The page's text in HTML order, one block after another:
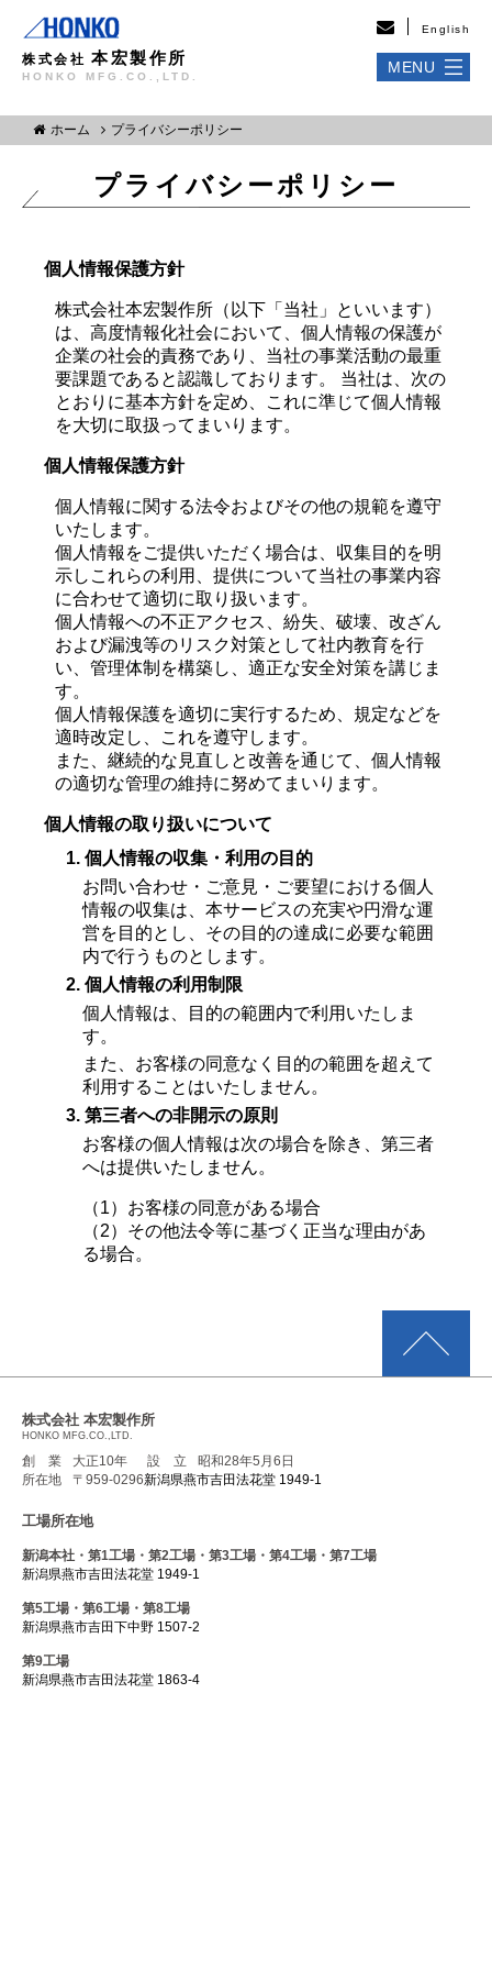
株式会社 本宏製作所
HONKO MFG.CO.,LTD.
English
MENU
ホーム プライバシーポリシー
プライバシーポリシー
個人情報保護方針
株式会社本宏製作所（以下「当社」といいます）
は、高度情報化社会において、個人情報の保護が
企業の社会的責務であり、当社の事業活動の最重
要課題であると認識しております。 当社は、次の
とおりに基本方針を定め、これに準じて個人情報
を大切に取扱ってまいります。
個人情報保護方針
個人情報に関する法令およびその他の規範を遵守
いたします。
個人情報をご提供いただく場合は、収集目的を明
示しこれらの利用、提供について当社の事業内容
に合わせて適切に取り扱います。
個人情報への不正アクセス、紛失、破壊、改ざん
および漏洩等のリスク対策として社内教育を行
い、管理体制を構築し、適正な安全対策を講じま
す。
個人情報保護を適切に実行するため、規定などを
適時改定し、これを遵守します。
また、継続的な見直しと改善を通じて、個人情報
の適切な管理の維持に努めてまいります。
個人情報の取り扱いについて
1. 個人情報の収集・利用の目的
お問い合わせ・ご意見・ご要望における個人
情報の収集は、本サービスの充実や円滑な運
営を目的とし、その目的の達成に必要な範囲
内で行うものとします。
2. 個人情報の利用制限
個人情報は、目的の範囲内で利用いたしま
す。
また、お客様の同意なく目的の範囲を超えて
利用することはいたしません。
3. 第三者への非開示の原則
お客様の個人情報は次の場合を除き、第三者
へは提供いたしません。
（1）お客様の同意がある場合
（2）その他法令等に基づく正当な理由があ
る場合。
株式会社 本宏製作所
HONKO MFG.CO.,LTD.
創 業 大正10年 設 立
昭和28年5月6日
所在地
〒959-0296新潟県燕市吉田法花堂 1949-1
工場所在地
新潟本社・第1工場・第2工場・第3工場・第4工場・第7工場
新潟県燕市吉田法花堂 1949-1
第5工場・第6工場・第8工場
新潟県燕市吉田下中野 1507-2
第9工場
新潟県燕市吉田法花堂 1863-4